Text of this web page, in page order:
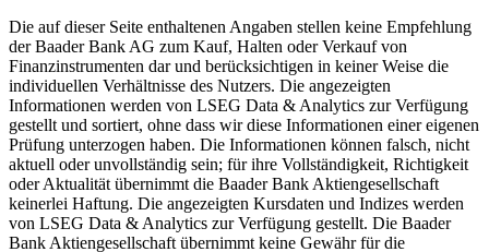
Die auf dieser Seite enthaltenen Angaben stellen keine Empfehlung
der Baader Bank AG zum Kauf, Halten oder Verkauf von
Finanzinstrumenten dar und berücksichtigen in keiner Weise die
individuellen Verhältnisse des Nutzers. Die angezeigten
Informationen werden von LSEG Data & Analytics zur Verfügung
gestellt und sortiert, ohne dass wir diese Informationen einer eigenen
Prüfung unterzogen haben. Die Informationen können falsch, nicht
aktuell oder unvollständig sein; für ihre Vollständigkeit, Richtigkeit
oder Aktualität übernimmt die Baader Bank Aktiengesellschaft
keinerlei Haftung. Die angezeigten Kursdaten und Indizes werden
von LSEG Data & Analytics zur Verfügung gestellt. Die Baader
Bank Aktiengesellschaft übernimmt keine Gewähr für die